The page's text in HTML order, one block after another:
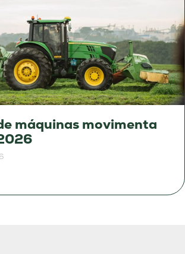
máquinas movimenta